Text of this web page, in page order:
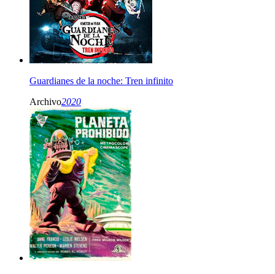
Guardianes de la noche: Tren infinito
Archivo2020